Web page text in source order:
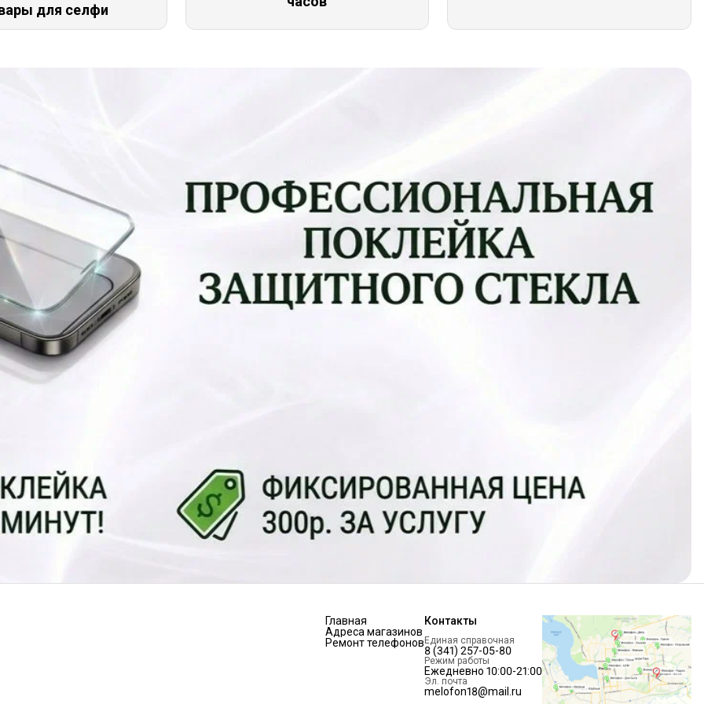
для селфи
Главная
Адреса магазинов
Ремонт телефонов
Контакты
Единая справочная
8 (341) 257-05-80
Режим работы
Ежедневно 10:00-21:00
Эл. почта
melofon18@mail.ru